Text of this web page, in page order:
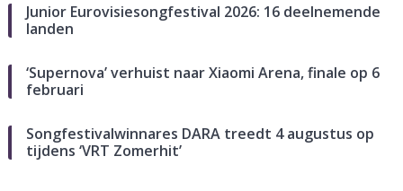
Junior Eurovisiesongfestival 2026: 16 deelnemende
landen
‘Supernova’ verhuist naar Xiaomi Arena, finale op 6
februari
Songfestivalwinnares DARA treedt 4 augustus op
tijdens ‘VRT Zomerhit’